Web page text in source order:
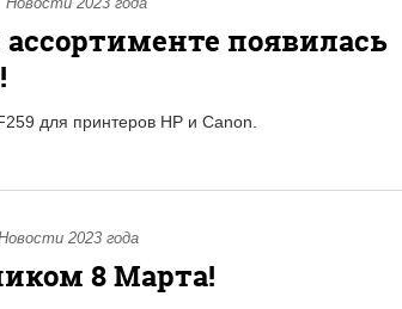
появилась
для принтеров HP и Canon.
2023 года
8 Марта!